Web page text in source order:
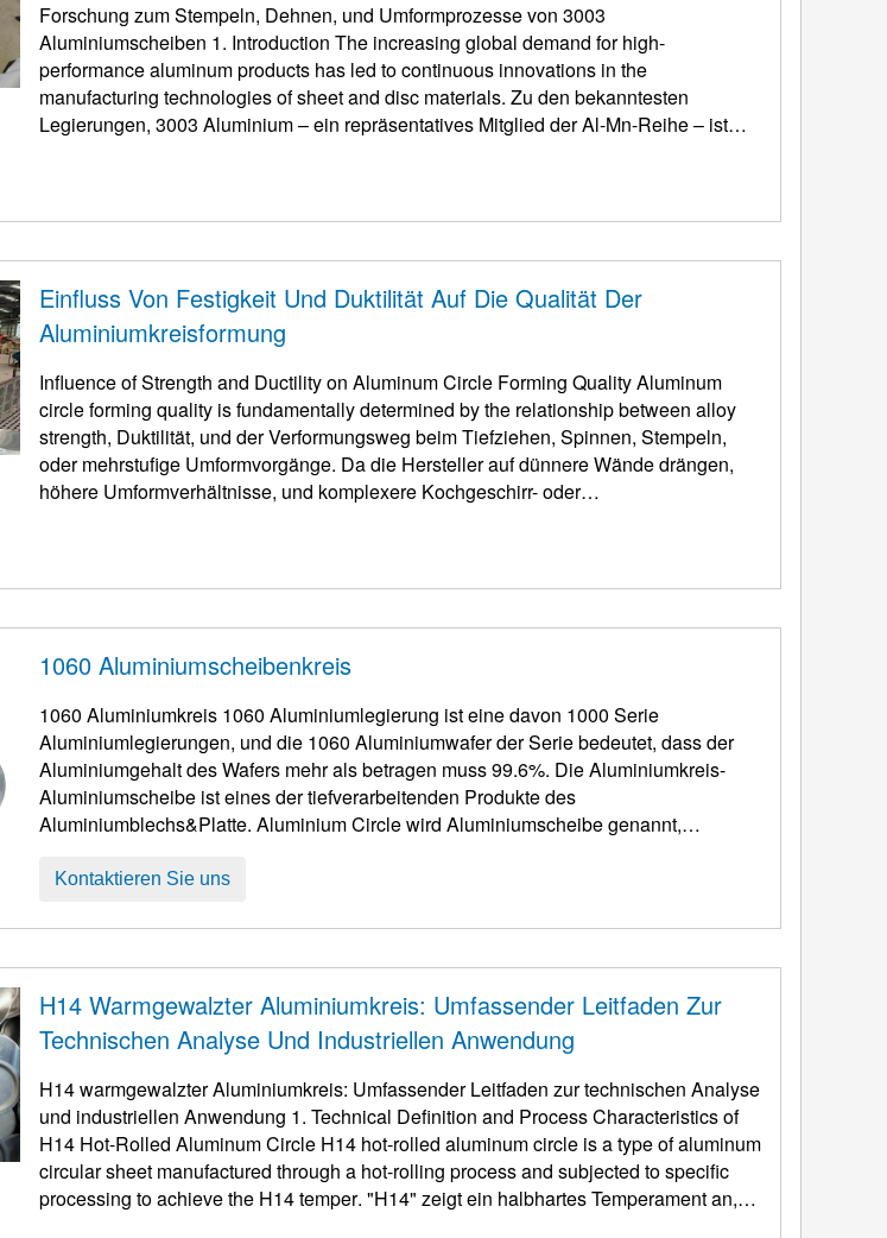
Forschung zum Stempeln, Dehnen, und Umformprozesse von 3003
Aluminiumscheiben 1. Introduction The increasing global demand for high-
performance aluminum products has led to continuous innovations in the
manufacturing technologies of sheet and disc materials. Zu den bekanntesten
Legierungen, 3003 Aluminium – ein repräsentatives Mitglied der Al-Mn-Reihe – ist
Einfluss Von Festigkeit Und Duktilität Auf Die Qualität Der
Aluminiumkreisformung
Influence of Strength and Ductility on Aluminum Circle Forming Quality Aluminum
circle forming quality is fundamentally determined by the relationship between alloy
strength, Duktilität, und der Verformungsweg beim Tiefziehen, Spinnen, Stempeln,
oder mehrstufige Umformvorgänge. Da die Hersteller auf dünnere Wände drängen,
höhere Umformverhältnisse, und komplexere Kochgeschirr- oder
1060 Aluminiumscheibenkreis
1060 Aluminiumkreis 1060 Aluminiumlegierung ist eine davon 1000 Serie
Aluminiumlegierungen, und die 1060 Aluminiumwafer der Serie bedeutet, dass der
Aluminiumgehalt des Wafers mehr als betragen muss 99.6%. Die Aluminiumkreis-
Aluminiumscheibe ist eines der tiefverarbeitenden Produkte des
Aluminiumblechs&Platte. Aluminium Circle wird Aluminiumscheibe genannt,
Aluminiumscheibe, und Alu ...
Kontaktieren Sie uns
H14 Warmgewalzter Aluminiumkreis: Umfassender Leitfaden Zur
Technischen Analyse Und Industriellen Anwendung
H14 warmgewalzter Aluminiumkreis: Umfassender Leitfaden zur technischen Analyse
und industriellen Anwendung 1. Technical Definition and Process Characteristics of
H14 Hot-Rolled Aluminum Circle H14 hot-rolled aluminum circle is a type of aluminum
circular sheet manufactured through a hot-rolling process and subjected to specific
processing to achieve the H14 temper. "H14" zeigt ein halbhartes Temperament an,